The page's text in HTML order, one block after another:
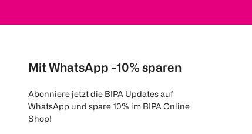
Mit WhatsApp -10% sparen
Abonniere jetzt die BIPA Updates auf
WhatsApp und spare 10% im BIPA Online
Shop!